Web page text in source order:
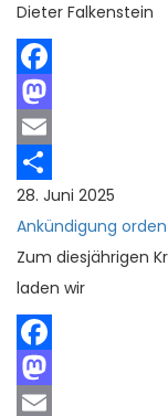
Dieter Falkenstein
Facebook
Mastodon
Email
Teilen
28. Juni 2025
Ankündigung
Zum diesjährigen
laden wir
Facebook
Mastodon